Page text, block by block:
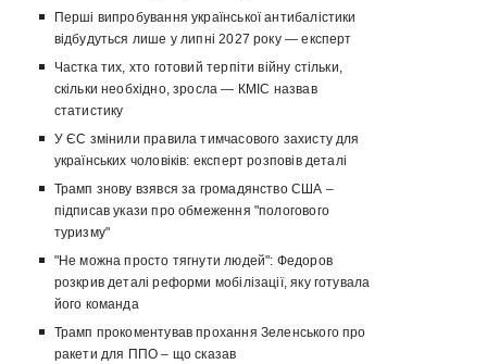
Перші випробування української антибалістики
відбудуться лише у липні 2027 року — експерт
Частка тих, хто готовий терпіти війну стільки,
скільки необхідно, зросла — КМІС назвав
статистику
У ЄС змінили правила тимчасового захисту для
українських чоловіків: експерт розповів деталі
Трамп знову взявся за громадянство США –
підписав укази про обмеження "пологового
туризму"
"Не можна просто тягнути людей": Федоров
розкрив деталі реформи мобілізації, яку готувала
його команда
Трамп прокоментував прохання Зеленського про
ракети для ППО – що сказав